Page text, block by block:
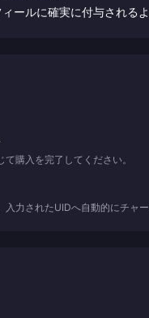
ールに確実に付与される
購入を完了してください。
入力されたUIDへ自動的にチャ